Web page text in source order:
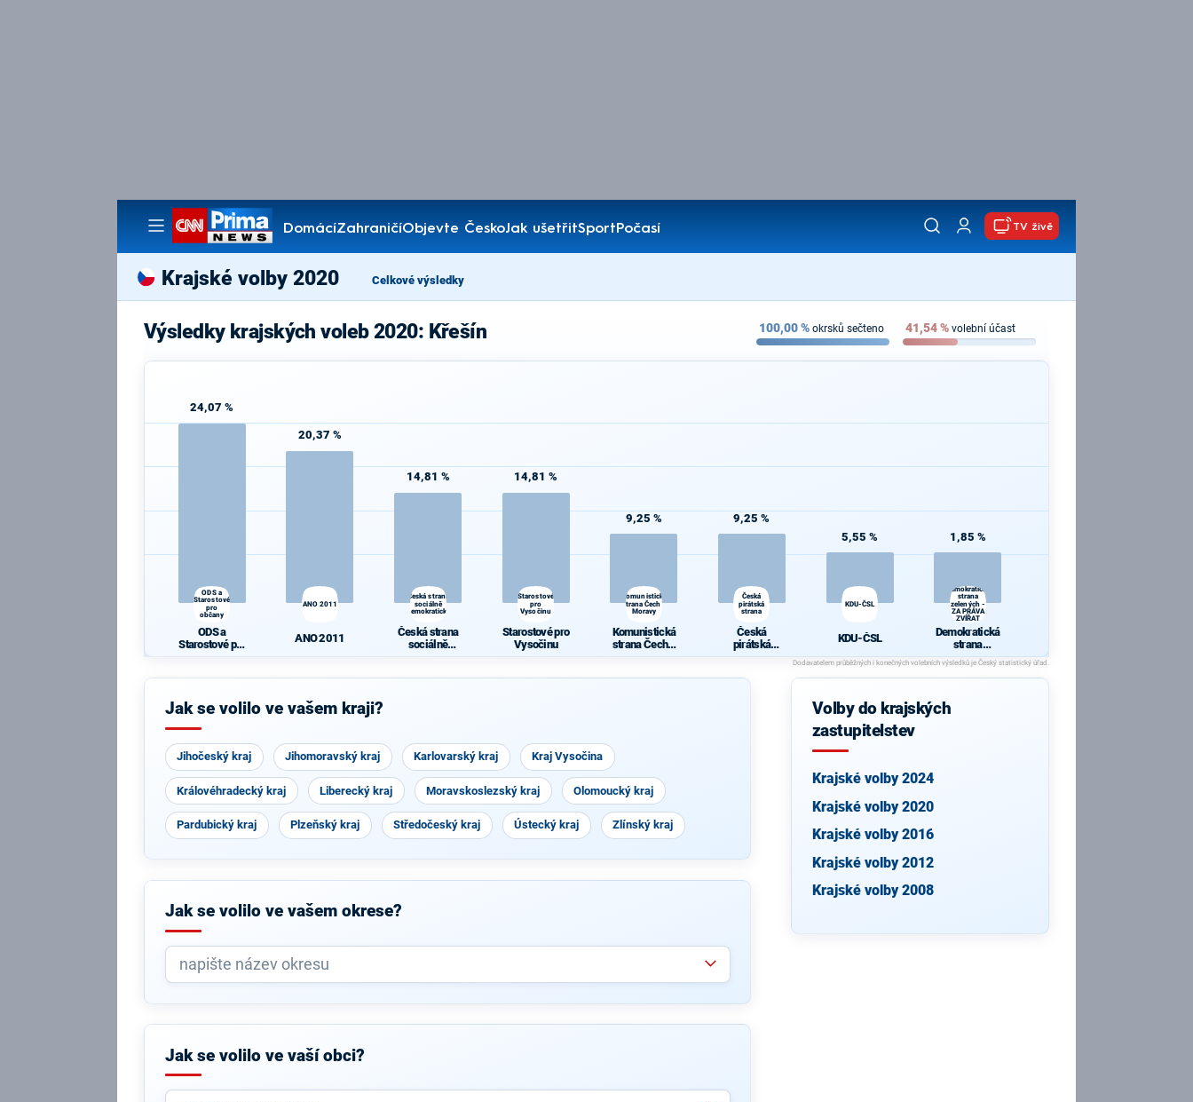
DomácíZahraničíObjevte ČeskoJak ušetřitSportPočasí
Pořady
TV živě
Krajské volby 2020 Celkové výsledky
Výsledky krajských voleb 2020: Křešín 100,00% okrsků sečteno 41,54% volební účast
24,07 %
ODS a
Starostové
pro
občany
ODS a
Starostové pro
20,37 %
ANO 2011
ANO 2011
14,81 %
Česká strana
sociálně
demokratická
Česká strana
sociálně
14,81 %
Starostové
pro
Vysočinu
Starostové pro
Vysočinu
9,25 %
Komunistická
strana Čech a
Moravy
Komunistická
strana Čech a
Moravy
9,25 %
Česká
pirátská
strana
Česká
pirátská
strana
5,55 %
KDU-ČSL
KDU-ČSL
1,85 %
Demokratická
strana
zelených -
ZA PRÁVA
ZVÍŘAT
Demokratická
strana
zelených - ZA
PRÁVA
ZVÍŘAT
Jak se volilo ve vašem kraji?
Jihočeský kraj Jihomoravský kraj Karlovarský kraj Kraj Vysočina
Královéhradecký kraj Liberecký kraj Moravskoslezský kraj Olomoucký kraj
Pardubický kraj Plzeňský kraj Středočeský kraj Ústecký kraj Zlínský kraj
Jak se volilo ve vašem okrese?
Jak se volilo ve vaší obci?
Volby do krajských
zastupitelstev
Krajské volby 2024
Krajské volby 2020
Krajské volby 2016
Krajské volby 2012
Krajské volby 2008